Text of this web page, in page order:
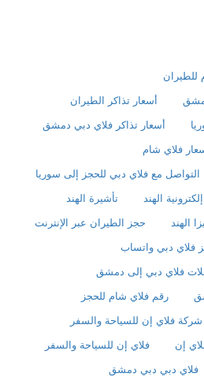
للطيران
أسعار تذاكر الطيران
أسعار تذاكر فلاي دبي دمشق
فلاي شام
التواصل مع فلاي دبي للحجز إلى سوريا
الهند
تأشيرة الهند
الهند
حجز الطيران عبر الإنترنت
فلاي دبي واتساب
فلاي دبي إلى دمشق
رقم فلاي شام للحجز
شركة فلاي إن للسياحة والسفر
إن
فلاي إن للسياحة والسفر
فلاي دبي دبي دمشق